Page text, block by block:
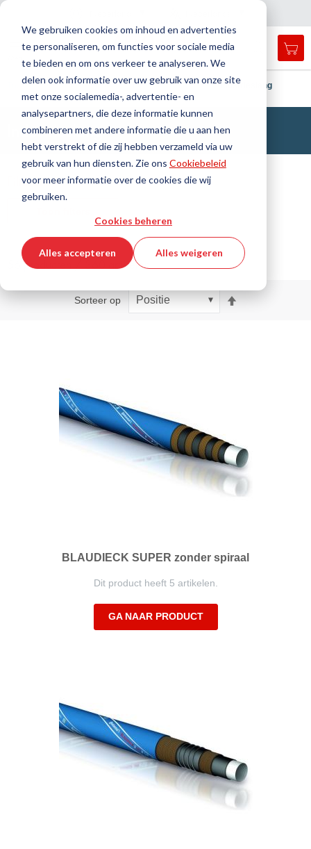
We gebruiken cookies om inhoud en advertenties
te personaliseren, om functies voor sociale media
te bieden en om ons verkeer te analyseren. We
delen ook informatie over uw gebruik van onze site
met onze socialemedia-, advertentie- en
analysepartners, die deze informatie kunnen
combineren met andere informatie die u aan hen
hebt verstrekt of die zij hebben verzameld via uw
gebruik van hun diensten. Zie ons Cookiebeleid
voor meer informatie over de cookies die wij
gebruiken.
Cookies beheren
Alles accepteren Alles weigeren
search
Zoek
Zoek
Thuis DirectCUT - Configurator Slangen Industrieslang
Industrieslang
Filteren
56 producten / 360 artikelen
Sorteer op
BLAUDIECK SUPER zonder spiraal
Dit product heeft 5 artikelen.
GA NAAR PRODUCT